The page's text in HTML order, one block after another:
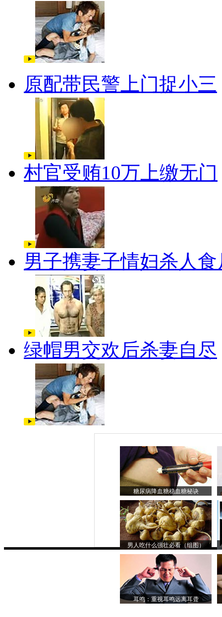
原配带民警上门捉小三
村官受贿10万上缴无门
男子携妻子情妇杀人食
绿帽男交欢后杀妻自尽
糖尿病降血糖稳血糖秘诀
男人吃什么强壮必看（组图）
耳鸣：重视耳鸣远离耳聋